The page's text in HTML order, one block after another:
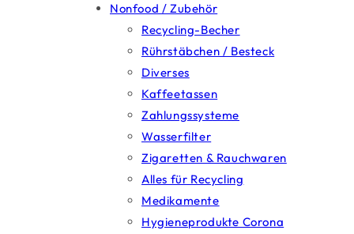
Nonfood / Zubehör
Recycling-Becher
Rührstäbchen / Besteck
Diverses
Kaffeetassen
Zahlungssysteme
Wasserfilter
Zigaretten & Rauchwaren
Alles für Recycling
Medikamente
Hygieneprodukte Corona